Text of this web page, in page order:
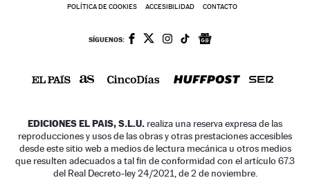
POLÍTICA DE COOKIES ACCESIBILIDAD CONTACTO
SÍGUENOS:
EDICIONES EL PAIS, S.L.U. realiza una reserva expresa de las
reproducciones y usos de las obras y otras prestaciones accesibles
desde este sitio web a medios de lectura mecánica u otros medios
que resulten adecuados a tal fin de conformidad con el artículo 67.3
del Real Decreto-ley 24/2021, de 2 de noviembre.